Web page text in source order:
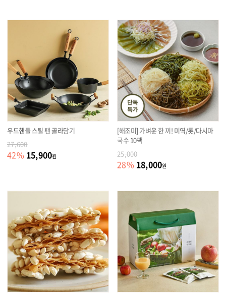
우드핸들 스틸 팬 골라담기
27,600
42% 15,900원
[해조미] 가벼운 한 끼! 미역/톳/다시마
국수 10팩
25,000
28% 18,000원